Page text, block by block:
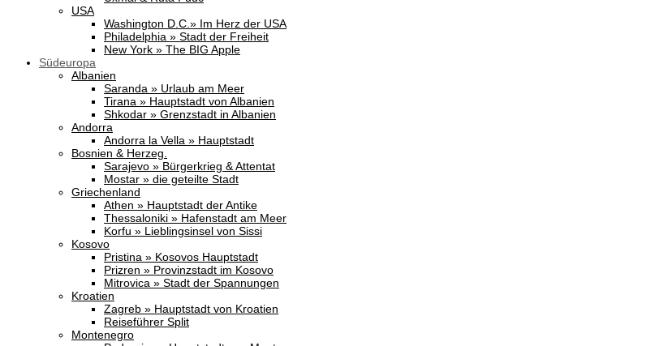
USA
Washington D.C.» Im Herz der USA
Philadelphia » Stadt der Freiheit
New York » The BIG Apple
Südeuropa
Albanien
Saranda » Urlaub am Meer
Tirana » Hauptstadt von Albanien
Shkodar » Grenzstadt in Albanien
Andorra
Andorra la Vella » Hauptstadt
Bosnien & Herzeg.
Sarajevo » Bürgerkrieg & Attentat
Mostar » die geteilte Stadt
Griechenland
Athen » Hauptstadt der Antike
Thessaloniki » Hafenstadt am Meer
Korfu » Lieblingsinsel von Sissi
Kosovo
Pristina » Kosovos Hauptstadt
Prizren » Provinzstadt im Kosovo
Mitrovica » Stadt der Spannungen
Kroatien
Zagreb » Hauptstadt von Kroatien
Reiseführer Split
Montenegro